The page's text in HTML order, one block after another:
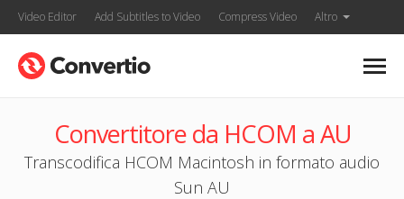
Video Editor Add Subtitles to Video Compress Video Altro
Convertitore da HCOM a AU
Transcodifica HCOM Macintosh in formato audio
Sun AU